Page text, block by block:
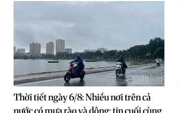
Thời tiết ngày 6/8: Nhiều nơi trên cả